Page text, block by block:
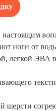
настоящим
ноги от
легкой ЭВА
шерсти